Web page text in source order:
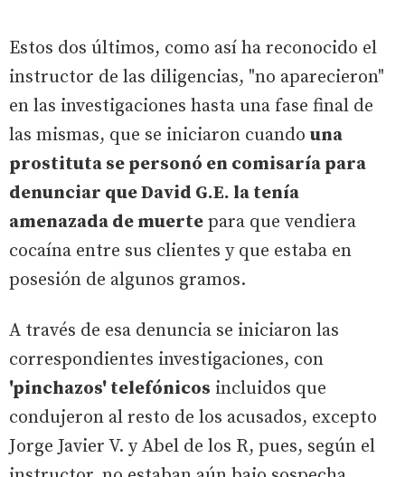
Estos dos últimos, como así ha reconocido el
instructor de las diligencias, "no aparecieron"
en las investigaciones hasta una fase final de
las mismas, que se iniciaron cuando una
prostituta se personó en comisaría para
denunciar que David G.E. la tenía
amenazada de muerte para que vendiera
cocaína entre sus clientes y que estaba en
posesión de algunos gramos.
A través de esa denuncia se iniciaron las
correspondientes investigaciones, con
'pinchazos' telefónicos incluidos que
condujeron al resto de los acusados, excepto
Jorge Javier V. y Abel de los R, pues, según el